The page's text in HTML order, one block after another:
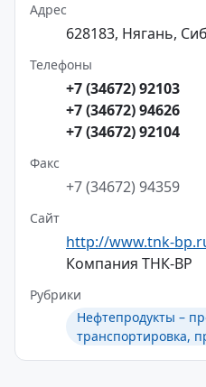
Адрес
628183, Нягань,
Телефоны
+7 (34672) 92103
+7 (34672) 94626
+7 (34672) 92104
Факс
+7 (34672) 94359
Сайт
http://www.tnk-
Компания ТНК-ВР
Рубрики
Нефтепродукты –
транспортировка,